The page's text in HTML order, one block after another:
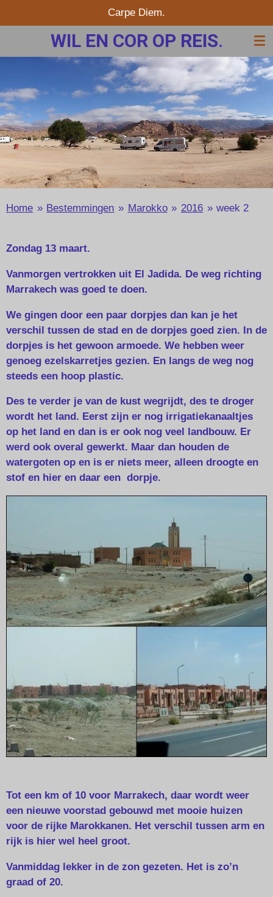
direct
de
WIL EN COR OP REIS.
Carpe Diem.
Home » Bestemmingen » Marokko » 2016 » week 2
Zondag 13 maart.
Vanmorgen vertrokken uit El Jadida. De weg richting
Marrakech was goed te doen.
We gingen door een paar dorpjes dan kan je het
verschil tussen de stad en de dorpjes goed zien. In de
dorpjes is het gewoon armoede. We hebben weer
genoeg ezelskarretjes gezien. En langs de weg nog
steeds een hoop plastic.
Des te verder je van de kust wegrijdt, des te droger
wordt het land. Eerst zijn er nog irrigatiekanaaltjes
op het land en dan is er ook nog veel landbouw. Er
werd ook overal gewerkt. Maar dan houden de
watergoten op en is er niets meer, alleen droogte en
stof en hier en daar een dorpje.
Tot een km of 10 voor Marrakech, daar wordt weer
een nieuwe voorstad gebouwd met mooie huizen
voor de rijke Marokkanen. Het verschil tussen arm en
rijk is hier wel heel groot.
Vanmiddag lekker in de zon gezeten. Het is zo’n
graad of 20.